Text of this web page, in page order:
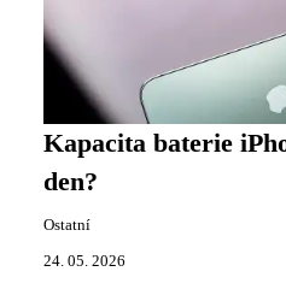
Kapacita baterie
den?
Ostatní
24. 05. 2026